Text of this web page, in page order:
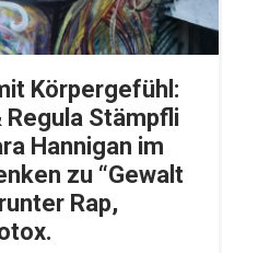
Körpergefühl:
Regula Stämpfli
Hannigan im
zu “Gewalt
Rap,